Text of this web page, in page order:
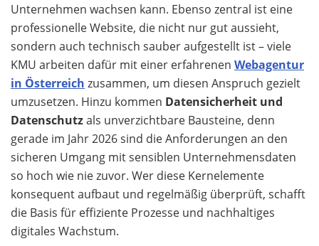
Unternehmen wachsen kann. Ebenso zentral ist eine
professionelle Website, die nicht nur gut aussieht,
sondern auch technisch sauber aufgestellt ist – viele
KMU arbeiten dafür mit einer erfahrenen Webagentur
in Österreich zusammen, um diesen Anspruch gezielt
umzusetzen. Hinzu kommen Datensicherheit und
Datenschutzals unverzichtbare Bausteine, denn
gerade im Jahr 2026 sind die Anforderungen an den
sicheren Umgang mit sensiblen Unternehmensdaten
so hoch wie nie zuvor. Wer diese Kernelemente
konsequent aufbaut und regelmäßig überprüft, schafft
die Basis für effiziente Prozesse und nachhaltiges
digitales Wachstum.